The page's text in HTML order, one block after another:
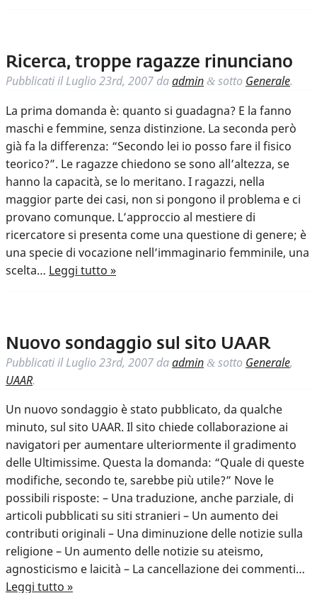
Ricerca, troppe ragazze rinunciano
Pubblicati ilLuglio 23rd, 2007 daadmin & sotto Generale.
La prima domanda è: quanto si guadagna? E la fanno
maschi e femmine, senza distinzione. La seconda però
già fa la differenza: “Secondo lei io posso fare il fisico
teorico?”. Le ragazze chiedono se sono all’altezza, se
hanno la capacità, se lo meritano. I ragazzi, nella
maggior parte dei casi, non si pongono il problema e ci
provano comunque. L’approccio al mestiere di
ricercatore si presenta come una questione di genere; è
una specie di vocazione nell’immaginario femminile, una
scelta… Leggi tutto »
Nuovo sondaggio sul sito UAAR
Pubblicati ilLuglio 23rd, 2007 daadmin & sotto Generale,
UAAR.
Un nuovo sondaggio è stato pubblicato, da qualche
minuto, sul sito UAAR. Il sito chiede collaborazione ai
navigatori per aumentare ulteriormente il gradimento
delle Ultimissime. Questa la domanda: “Quale di queste
modifiche, secondo te, sarebbe più utile?” Nove le
possibili risposte: – Una traduzione, anche parziale, di
articoli pubblicati su siti stranieri – Un aumento dei
contributi originali – Una diminuzione delle notizie sulla
religione – Un aumento delle notizie su ateismo,
agnosticismo e laicità – La cancellazione dei commenti…
Leggi tutto »